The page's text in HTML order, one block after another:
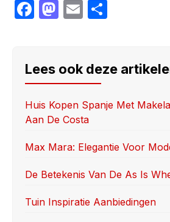
F
e
b
o
o
k
M
o
d
o
n
E
e
Lees ook deze
Huis Kopen Spanje Met
Aan De Costa
Max Mara: Elegantie Voor
De Betekenis Van De As Is
Tuin Inspiratie Aanbiedingen